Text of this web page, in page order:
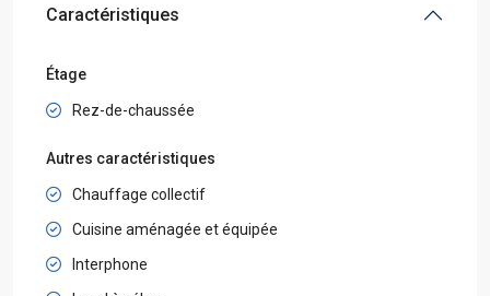
Caractéristiques
Étage
Rez-de-chaussée
Autres caractéristiques
Chauffage collectif
Cuisine aménagée et équipée
Interphone